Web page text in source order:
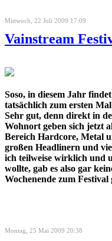
Mittwoch, 22 Juli 2009 17:09
Vainstream
Soso, in diesem Jahr
tatsächlich zum ersten
Sehr gut, denn direkt in
Wohnort geben sich jetzt
Bereich Hardcore, Metal
großen Headlinern und
ich teilweise wirklich und
wollte, gab es also gar
Wochenende zum
Montag, 25 Mai 2009 20:38